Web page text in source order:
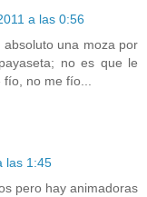
a las 0:56
una moza por
no es que le
no me fío...
las 1:45
pero hay animadoras